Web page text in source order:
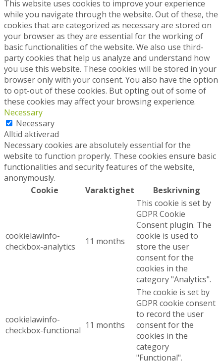
This website uses cookies to improve your experience
while you navigate through the website. Out of these, the
cookies that are categorized as necessary are stored on
your browser as they are essential for the working of
basic functionalities of the website. We also use third-
party cookies that help us analyze and understand how
you use this website. These cookies will be stored in your
browser only with your consent. You also have the option
to opt-out of these cookies. But opting out of some of
these cookies may affect your browsing experience.
Necessary
Necessary
Alltid aktiverad
Necessary cookies are absolutely essential for the
website to function properly. These cookies ensure basic
functionalities and security features of the website,
anonymously.
Cookie
Varaktighet Beskrivning
cookielawinfo-
checkbox-analytics
11 months
This cookie is set by
GDPR Cookie
Consent plugin. The
cookie is used to
store the user
consent for the
cookies in the
category "Analytics".
cookielawinfo-
checkbox-functional 11 months
The cookie is set by
GDPR cookie consent
to record the user
consent for the
cookies in the
category
"Functional".